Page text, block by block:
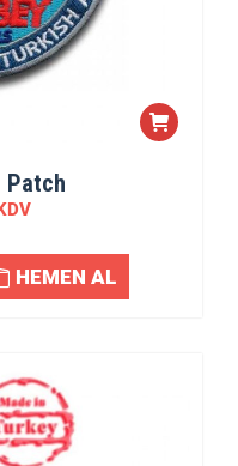
Patch
HEMEN AL